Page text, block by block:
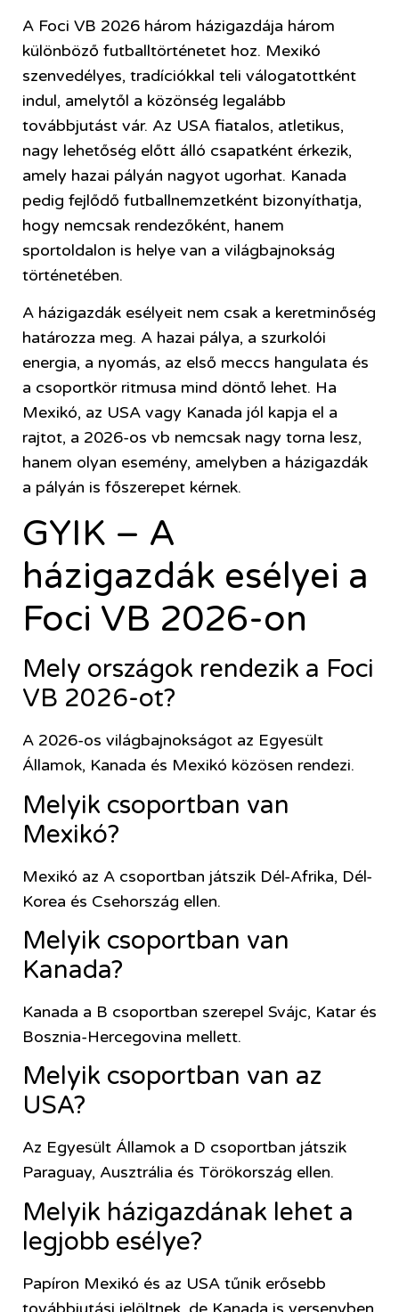
A Foci VB 2026 három házigazdája három
különböző futballtörténetet hoz. Mexikó
szenvedélyes, tradíciókkal teli válogatottként
indul, amelytől a közönség legalább
továbbjutást vár. Az USA fiatalos, atletikus,
nagy lehetőség előtt álló csapatként érkezik,
amely hazai pályán nagyot ugorhat. Kanada
pedig fejlődő futballnemzetként bizonyíthatja,
hogy nemcsak rendezőként, hanem
sportoldalon is helye van a világbajnokság
történetében.
A házigazdák esélyeit nem csak a keretminőség
határozza meg. A hazai pálya, a szurkolói
energia, a nyomás, az első meccs hangulata és
a csoportkör ritmusa mind döntő lehet. Ha
Mexikó, az USA vagy Kanada jól kapja el a
rajtot, a 2026-os vb nemcsak nagy torna lesz,
hanem olyan esemény, amelyben a házigazdák
a pályán is főszerepet kérnek.
GYIK – A
házigazdák esélyei a
Foci VB 2026-on
Mely országok rendezik a Foci
VB 2026-ot?
A 2026-os világbajnokságot az Egyesült
Államok, Kanada és Mexikó közösen rendezi.
Melyik csoportban van
Mexikó?
Mexikó az A csoportban játszik Dél-Afrika, Dél-
Korea és Csehország ellen.
Melyik csoportban van
Kanada?
Kanada a B csoportban szerepel Svájc, Katar és
Bosznia-Hercegovina mellett.
Melyik csoportban van az
USA?
Az Egyesült Államok a D csoportban játszik
Paraguay, Ausztrália és Törökország ellen.
Melyik házigazdának lehet a
legjobb esélye?
Papíron Mexikó és az USA tűnik erősebb